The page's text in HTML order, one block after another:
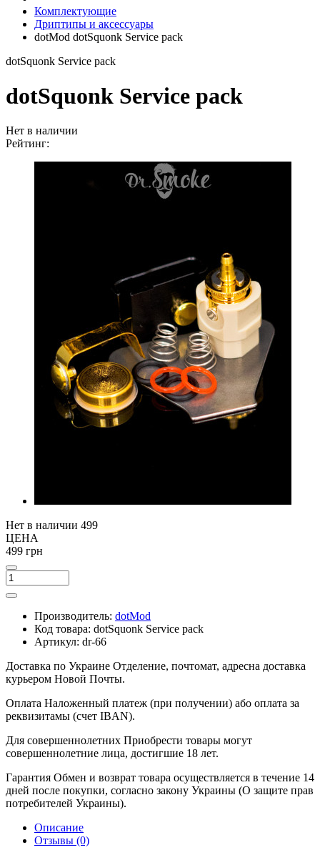
Комплектующие
Дриптипы и аксессуары
dotMod dotSquonk Service pack
dotSquonk Service pack
dotSquonk Service pack
Нет в наличии
Рейтинг:
Нет в наличии 499
ЦЕНА
499 грн
Производитель: dotMod
Код товара: dotSquonk Service pack
Артикул: dr-66
Доставка по Украине Отделение, почтомат, адресна доставка
курьером Новой Почты.
Оплата Наложенный платеж (при получении) або оплата за
реквизитамы (счет IBAN).
Для совершеннолетних Приобрести товары могут
совершеннолетние лица, достигшие 18 лет.
Гарантия Обмен и возврат товара осуществляется в течение 14
дней после покупки, согласно закону Украины (О защите прав
потребителей Украины).
Описание
Отзывы (0)